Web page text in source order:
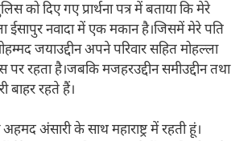
को दिए गए प्रार्थना पत्र में बताया कि मेरे
ईसापुर नवादा में एक मकान है।जिसमें मेरे पति
जयाउद्दीन अपने परिवार सहित मोहल्ला
पर रहता है।जबकि मजहरउद्दीन समीउद्दीन तथा
बाहर रहते हैं।
अंसारी के साथ महाराष्ट्र में रहती हूं।